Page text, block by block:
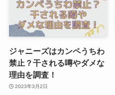
ジャニーズはカンペうちわ
禁止？干される噂やダメな
理由を調査！
2023年3月2日